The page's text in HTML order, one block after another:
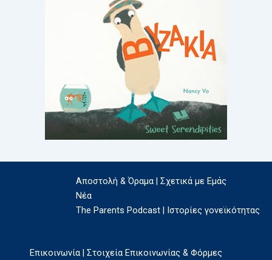
Αποστολή & Όραμα | Σχετικά με Εμάς
Νέα
The Parents Podcast | Ιστορίες γονεϊκότητας
Επικοινωνία | Στοιχεία Επικοινωνίας & Φόρμες